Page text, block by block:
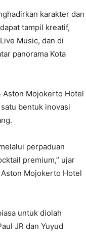
karakter dan
tampil kreatif,
Music, dan di
panorama Kota
Aston Mojokerto Hotel
bentuk inovasi
perpaduan
premium,” ujar
Mojokerto Hotel
untuk diolah
JR dan Yuyud